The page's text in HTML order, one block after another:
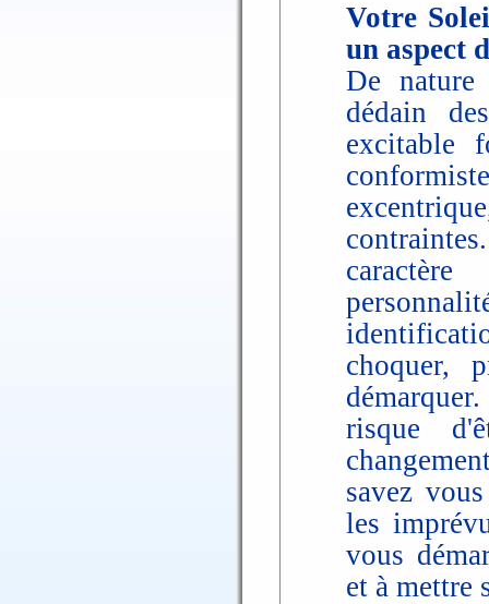
Votre
un aspect
De
dédain
excitable
choquer,
risque
savez
les
vous
et à mettre